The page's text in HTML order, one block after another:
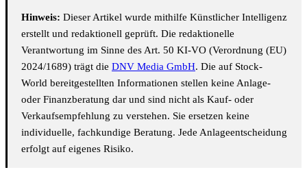
Hinweis: Dieser Artikel wurde mithilfe Künstlicher Intelligenz
erstellt und redaktionell geprüft. Die redaktionelle
Verantwortung im Sinne des Art. 50 KI-VO (Verordnung (EU)
2024/1689) trägt die DNV Media GmbH. Die auf Stock-
World bereitgestellten Informationen stellen keine Anlage-
oder Finanzberatung dar und sind nicht als Kauf- oder
Verkaufsempfehlung zu verstehen. Sie ersetzen keine
individuelle, fachkundige Beratung. Jede Anlageentscheidung
erfolgt auf eigenes Risiko.